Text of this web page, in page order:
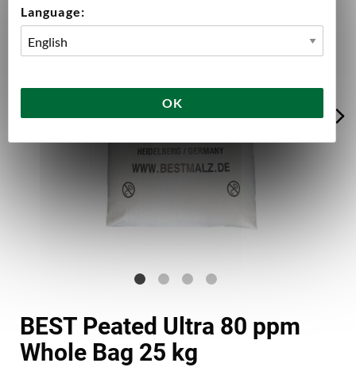
Language:
OK
BEST Peated Ultra 80 ppm
Whole Bag 25 kg